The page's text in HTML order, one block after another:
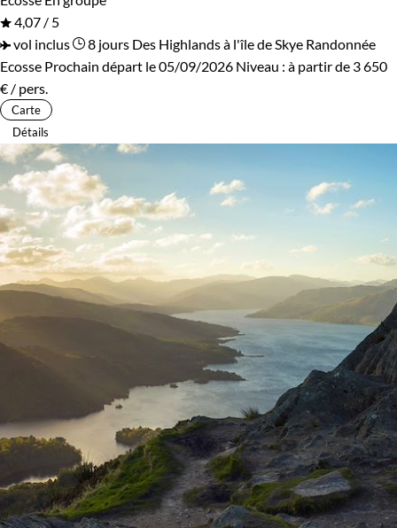
4,07 / 5
vol inclus
8 jours Des Highlands à l'île de Skye Randonnée
Ecosse Prochain départ le 05/09/2026 Niveau : à partir de 3 650
€ / pers.
Carte
Détails